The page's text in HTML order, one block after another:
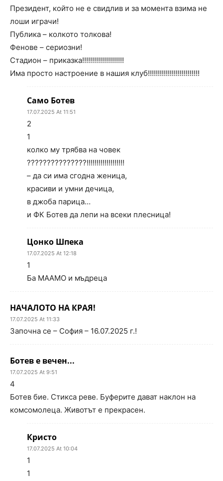
Президент, който не е свидлив и за момента взима не
лоши играчи!
Публика – колкото толкова!
Фенове – сериозни!
Стадион – приказка!!!!!!!!!!!!!!!!!!!!!
Има просто настроение в нашия клуб!!!!!!!!!!!!!!!!!!!!!!!!!!
Само Ботев
17.07.2025 At 11:51
2
1
колко му трябва на човек
???????????????!!!!!!!!!!!!!!!!!!!
– да си има сгодна женица,
красиви и умни дечица,
в джоба парица…
и ФК Ботев да лепи на всеки плесница!
Цонко Шпека
17.07.2025 At 12:18
1
Ба МААМО и мъдреца
НАЧАЛОТО НА КРАЯ!
17.07.2025 At 11:33
Започна се – София – 16.07.2025 г.!
Ботев е вечен...
17.07.2025 At 9:51
4
Ботев бие. Стикса реве. Буферите дават наклон на
комсомолеца. Животът е прекрасен.
Кристо
17.07.2025 At 10:04
1
1